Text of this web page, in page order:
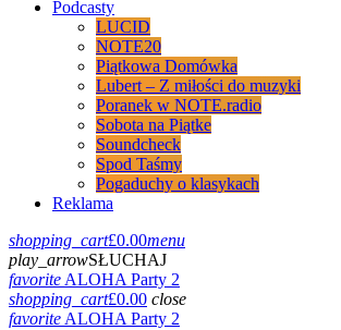
Podcasty
LUCID
NOTE20
Piątkowa Domówka
Lubert – Z miłości do muzyki
Poranek w NOTE.radio
Sobota na Piątke
Soundcheck
Spod Taśmy
Pogaduchy o klasykach
Reklama
shopping_cart£0.00menu
play_arrowSŁUCHAJ
favoriteALOHA Party 2
shopping_cart£0.00 close
favoriteALOHA Party 2